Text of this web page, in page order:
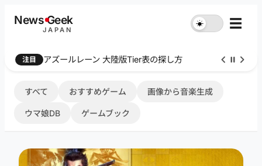
NewsGeek
JAPAN
☀︎ ☰
注目 Farthest Frontier 序盤攻略
すべて おすすめゲーム 画像から音楽生成
ウマ娘DB ゲームブック